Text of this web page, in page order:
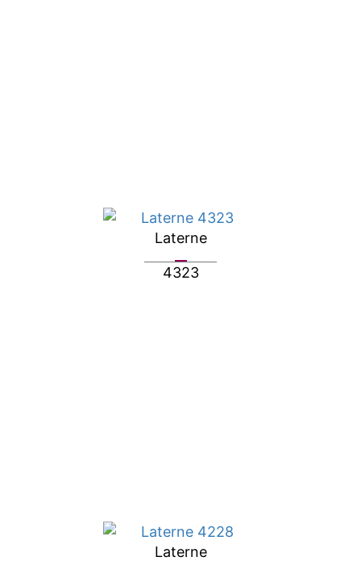
Laterne
4323
Laterne